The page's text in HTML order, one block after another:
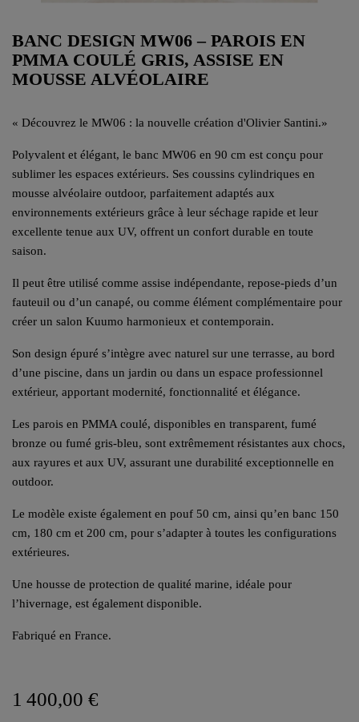
BANC DESIGN MW06 – PAROIS EN
PMMA COULÉ GRIS, ASSISE EN
MOUSSE ALVÉOLAIRE
« Découvrez le MW06 : la nouvelle création d'Olivier Santini.»
Polyvalent et élégant, le banc MW06 en 90 cm est conçu pour
sublimer les espaces extérieurs. Ses coussins cylindriques en
mousse alvéolaire outdoor, parfaitement adaptés aux
environnements extérieurs grâce à leur séchage rapide et leur
excellente tenue aux UV, offrent un confort durable en toute
saison.
Il peut être utilisé comme assise indépendante, repose-pieds d’un
fauteuil ou d’un canapé, ou comme élément complémentaire pour
créer un salon Kuumo harmonieux et contemporain.
Son design épuré s’intègre avec naturel sur une terrasse, au bord
d’une piscine, dans un jardin ou dans un espace professionnel
extérieur, apportant modernité, fonctionnalité et élégance.
Les parois en PMMA coulé, disponibles en transparent, fumé
bronze ou fumé gris-bleu, sont extrêmement résistantes aux chocs,
aux rayures et aux UV, assurant une durabilité exceptionnelle en
outdoor.
Le modèle existe également en pouf 50 cm, ainsi qu’en banc 150
cm, 180 cm et 200 cm, pour s’adapter à toutes les configurations
extérieures.
Une housse de protection de qualité marine, idéale pour
l’hivernage, est également disponible.
Fabriqué en France.
1 400,00 €